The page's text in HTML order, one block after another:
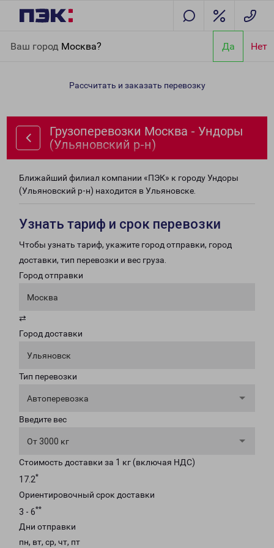
Ваш город Москва? Да Нет
(Ульяновский р-н)
Рассчитать и заказать перевозку
Грузоперевозки Москва - Ундоры
(Ульяновский р-н)
Ближайший филиал компании «ПЭК» к городу Ундоры
(Ульяновский р-н) находится в Ульяновске.
Узнать тариф и срок перевозки
Чтобы узнать тариф, укажите город отправки, город
доставки, тип перевозки и вес груза.
Город отправки
Москва
⇄
Город доставки
Ульяновск
Тип перевозки
Автоперевозка
Введите вес
От 3000 кг
Стоимость доставки за 1 кг (включая НДС)
17.2*
Ориентировочный срок доставки
3 - 6**
Дни отправки
пн, вт, ср, чт, пт